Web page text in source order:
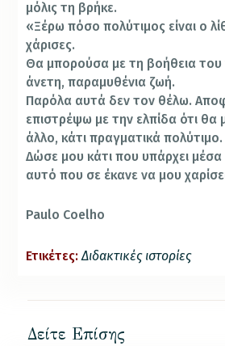
μόλις τη βρήκε.
«Ξέρω πόσο πολύτιμος είναι ο
χάρισες.
Θα μπορούσα με τη βοήθεια του
άνετη, παραμυθένια ζωή.
Παρόλα αυτά δεν τον θέλω.
επιστρέψω με την ελπίδα ότι θα
άλλο, κάτι πραγματικά πολύτιμο.
Δώσε μου κάτι που υπάρχει
αυτό που σε έκανε να μου
Paulo Coelho
Ετικέτες: Διδακτικές ιστορίες
Δείτε Επίσης